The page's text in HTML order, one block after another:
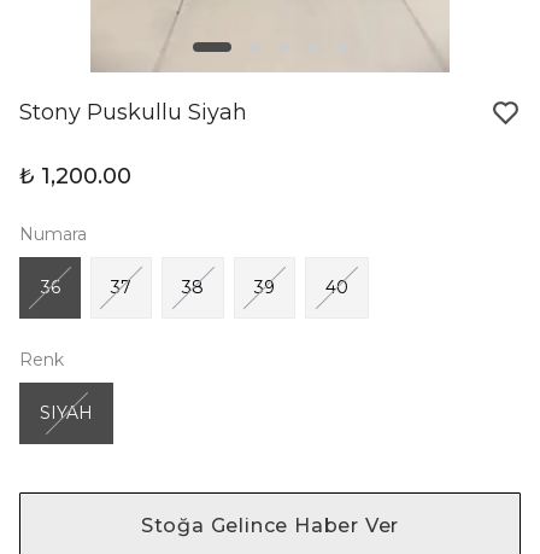
Stony Puskullu Siyah
₺ 1,200.00
Numara
36 37 38 39 40
Renk
SIYAH
Stoğa Gelince Haber Ver